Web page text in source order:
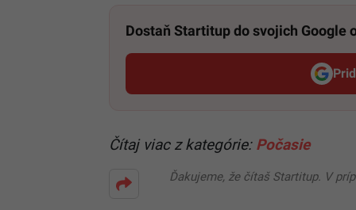
Dostaň Startitup do svojich Google
Čítaj viac z kategórie: Počasie
Ďakujeme, že čítaš Startitup. V